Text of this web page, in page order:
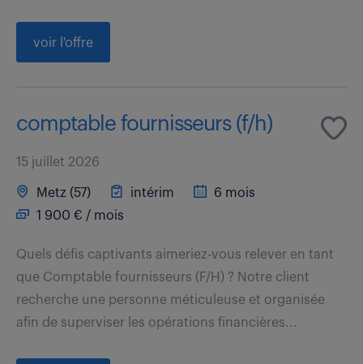
voir l'offre
comptable fournisseurs (f/h)
15 juillet 2026
Metz (57) intérim
6 mois
1 900 € / mois
Quels défis captivants aimeriez-vous relever en tant
que Comptable fournisseurs (F/H) ? Notre client
recherche une personne méticuleuse et organisée
afin de superviser les opérations financières...